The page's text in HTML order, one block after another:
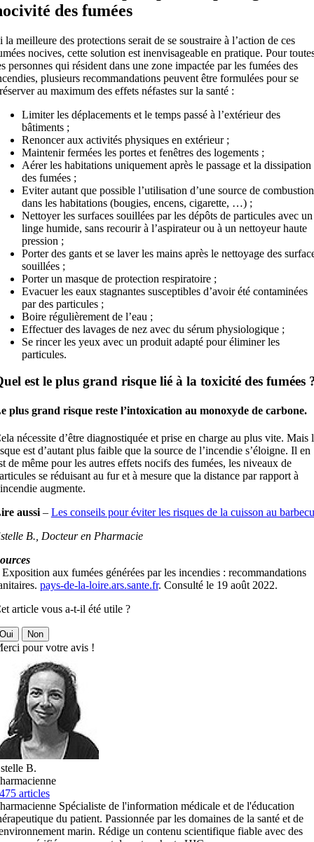
des fumées
la meilleure des protections serait de se soustraire à l’action de ces
nocives, cette solution est inenvisageable en pratique. Pour
personnes qui résident dans une zone impactée par les fumées des
plusieurs recommandations peuvent être formulées pour se
au maximum des effets néfastes sur la santé :
Limiter les déplacements et le temps passé à l’extérieur des
bâtiments ;
Renoncer aux activités physiques en extérieur ;
Maintenir fermées les portes et fenêtres des logements ;
Aérer les habitations uniquement après le passage et la dissipation
des fumées ;
Eviter autant que possible l’utilisation d’une source de combustion
dans les habitations (bougies, encens, cigarette, …) ;
Nettoyer les surfaces souillées par les dépôts de particules avec un
linge humide, sans recourir à l’aspirateur ou à un nettoyeur haute
pression ;
Porter des gants et se laver les mains après le nettoyage des
souillées ;
Porter un masque de protection respiratoire ;
Evacuer les eaux stagnantes susceptibles d’avoir été contaminées
par des particules ;
Boire régulièrement de l’eau ;
Effectuer des lavages de nez avec du sérum physiologique ;
Se rincer les yeux avec un produit adapté pour éliminer les
particules.
est le plus grand risque lié à la toxicité des fumées
plus grand risque reste l’intoxication au monoxyde de carbone.
nécessite d’être diagnostiquée et prise en charge au plus vite. Mais
est d’autant plus faible que la source de l’incendie s’éloigne. Il en
de même pour les autres effets nocifs des fumées, les niveaux de
se réduisant au fur et à mesure que la distance par rapport à
augmente.
aussi– Les conseils pour éviter les risques de la cuisson au
B., Docteur en Pharmacie
aux fumées générées par les incendies : recommandations
pays-de-la-loire.ars.sante.fr. Consulté le 19 août 2022.
article vous a-t-il été utile ?
Non
pour votre avis !
B.
articles
Spécialiste de l'information médicale et de l'éducation
du patient. Passionnée par les domaines de la santé et de
marin. Rédige un contenu scientifique fiable avec des